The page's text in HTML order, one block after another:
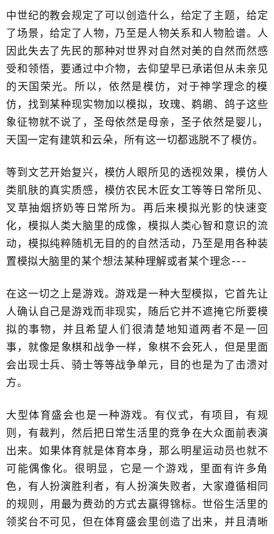
中世纪的教会规定了可以创造什么，给定了主题，给定
了场景，给定了人物，乃至是人物关系和人物脸谱​。人
因此失去了先民的那种对世界对自然对美的自然而然感
受和领悟，要通过中介物，​去仰望早已承诺但从未亲见
的天国荣光。所以，依然是模仿，对于神学理念的模
仿，找到某种现实物加以模拟，玫瑰、鹈鹕、鸽子这些
象征物就不说了，圣母依然是母亲，圣子依然是婴儿，
天国​一定有建筑和云朵，所有这一切都逃脱不了模仿。
等到文艺开始复兴，模仿人眼所见的透视效果，模仿人
类肌肤的真实质感，模仿农民木匠女工等等日常所见、
叉草抽烟挤奶等日常所为。再后来模拟光影的快速变
化，模拟人类大脑里的成像，模拟人类心智和意识的流
动，模拟纯粹随机无目的的自然​活动，乃至是用各种装
置模拟大脑里的某个想法某种理解或者某个理念---
在这一切之上是游戏。游戏是一种大型模拟，它首先让
人确认自己是游戏而非现实，随后它并不遮掩它所要模
拟的事物，并且希望人们​很清楚地知道两者不是一回
事，就像是​象棋和战争一样，象棋不会死人，但是里面
会出现士兵、骑士等等战争单元，目的也是为了​击溃对
方。
大型体育盛会​也是一种游戏。​有仪式，有项目，有规
则，有裁判，然后把日常生活里的竞争​在大众面前表演
出来。​如果体育就是体育本身，那么明星运动员也就不
可能偶像化。很明显，它是一个游戏，里面有许多角
色，有人扮演胜利者，有人扮演失败者，大家遵循相同
的规则，​用最为费劲的方式去赢得锦标。世俗生活里的
领奖台不可见，但在体育盛会里创造了出来，并且清晰